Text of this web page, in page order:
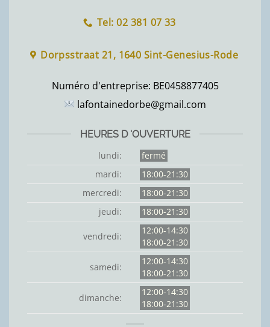
Tel: 02 381 07 33
Dorpsstraat 21, 1640 Sint-Genesius-Rode
Numéro d'entreprise: BE0458877405
lafontainedorbe@gmail.com
HEURES D 'OUVERTURE
lundi:
fermé
mardi:
18:00-21:30
mercredi:
18:00-21:30
jeudi:
18:00-21:30
vendredi:
12:00-14:30
18:00-21:30
samedi:
12:00-14:30
18:00-21:30
dimanche:
12:00-14:30
18:00-21:30